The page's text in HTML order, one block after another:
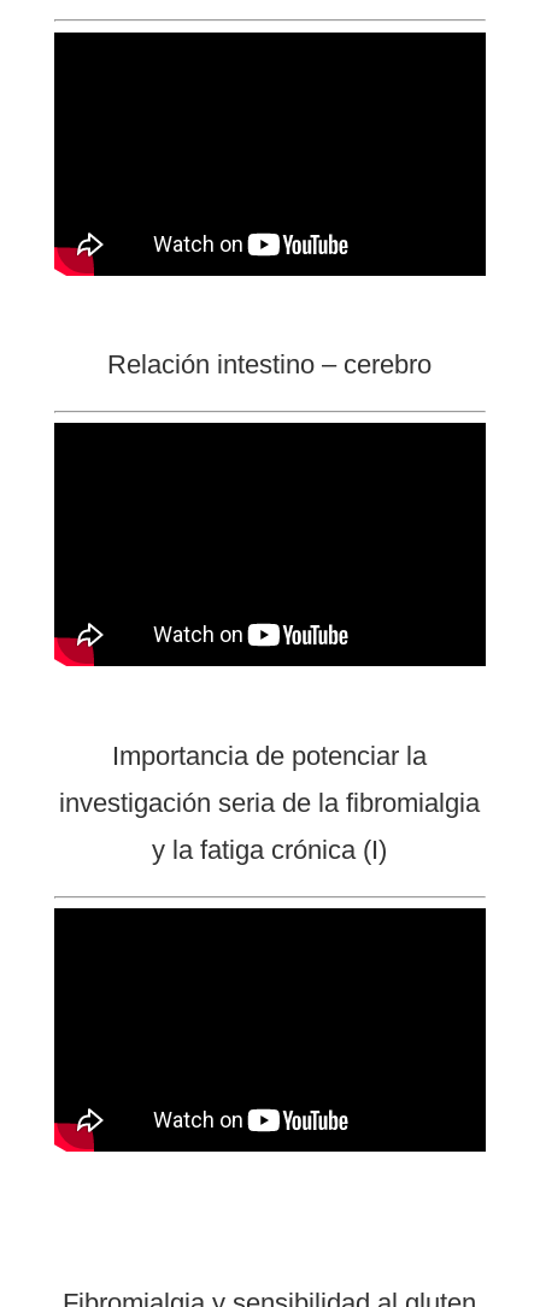
Relación intestino – cerebro
Importancia de potenciar la
investigación seria de la fibromialgia
y la fatiga crónica (I)